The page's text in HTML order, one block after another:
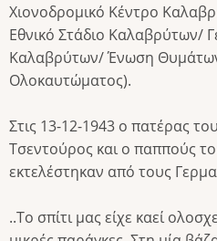
Χιονοδρομικό Κέντρο
Εθνικό Στάδιο Καλαβρύτων/
Καλαβρύτων/ Ένωση
Ολοκαυτώματος).
Στις 13-12-1943 ο πατέρας
Τσεντούρος και ο παππούς
εκτελέστηκαν από τους
..Το σπίτι μας είχε καεί